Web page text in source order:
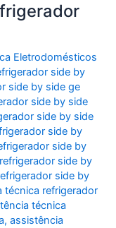
Eletrodomésticos
side by
side by side ge
side by side
side by side
side by
side by
side by
side by
técnica refrigerador
técnica
,assistência